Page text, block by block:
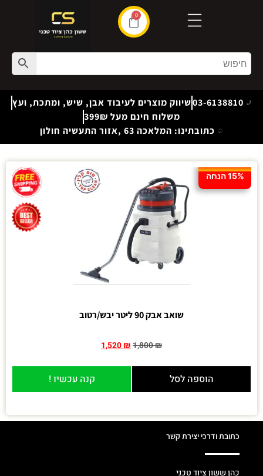
0
03-6138810שיווק מוצרים לעיבוד אבן, שיש, ומתכת, ועץ
משלוח חינם מעל 399₪
כתובתינו: המלאכה 63 ,אזור התעשיה חולון
15% הנחה
שואב אבק 90 ליטר יבש/רטוב
1,800₪
1,520₪
הוספה לסל קנה עכשיו !
כתובת ודרכי יצירת קשר
כהן ששון ציוד טכני